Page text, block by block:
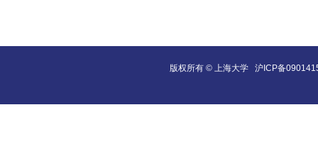
版权所有 © 上海大学 沪ICP备